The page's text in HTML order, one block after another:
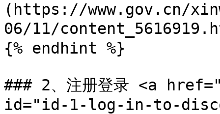
(https://www.gov.cn/
06/11/
{% endhint %}
### 2、注册登录 <a
id="id-1-log-in-to-